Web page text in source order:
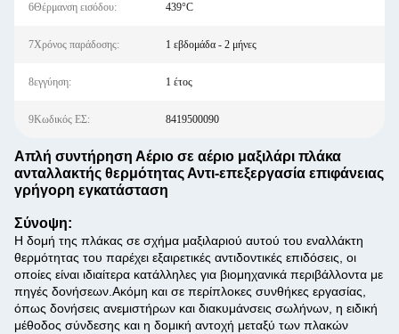
6Θέρμανση εισόδου: 439°C
7Χρόνος παράδοσης: 1 εβδομάδα - 2 μήνες
8εγγύηση: 1 έτος
9Κωδικός ΕΣ: 8419500090
Απλή συντήρηση Αέριο σε αέριο μαξιλάρι πλάκα
ανταλλακτής θερμότητας Αντι-επεξεργασία επιφάνειας
γρήγορη εγκατάσταση
Σύνοψη:
Η δομή της πλάκας σε σχήμα μαξιλαριού αυτού του εναλλάκτη
θερμότητας του παρέχει εξαιρετικές αντιδοντικές επιδόσεις, οι
οποίες είναι ιδιαίτερα κατάλληλες για βιομηχανικά περιβάλλοντα με
πηγές δονήσεων.Ακόμη και σε περίπλοκες συνθήκες εργασίας,
όπως δονήσεις ανεμιστήρων και διακυμάνσεις σωλήνων, η ειδική
μέθοδος σύνδεσης και η δομική αντοχή μεταξύ των πλακών